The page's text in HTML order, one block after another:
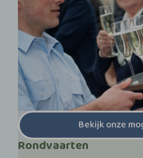
Bekijk onze
Rondvaarten